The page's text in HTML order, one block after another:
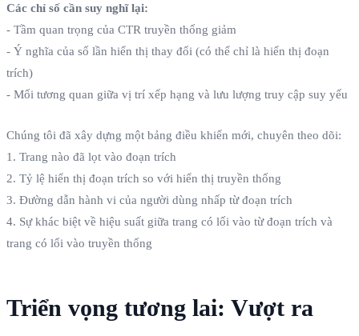
Các chỉ số cần suy nghĩ lại:
- Tầm quan trọng của CTR truyền thống giảm
- Ý nghĩa của số lần hiển thị thay đổi (có thể chỉ là hiển thị đoạn
trích)
- Mối tương quan giữa vị trí xếp hạng và lưu lượng truy cập suy yếu
Chúng tôi đã xây dựng một bảng điều khiển mới, chuyên theo dõi:
1. Trang nào đã lọt vào đoạn trích
2. Tỷ lệ hiển thị đoạn trích so với hiển thị truyền thống
3. Đường dẫn hành vi của người dùng nhấp từ đoạn trích
4. Sự khác biệt về hiệu suất giữa trang có lối vào từ đoạn trích và
trang có lối vào truyền thống
Triển vọng tương lai: Vượt ra